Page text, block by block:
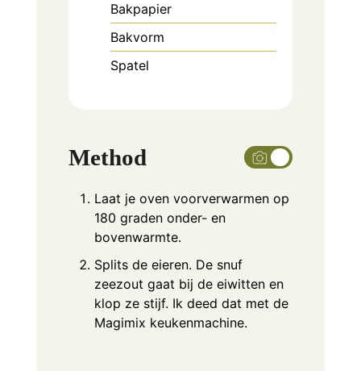
Bakpapier
Bakvorm
Spatel
Method
Laat je oven voorverwarmen op
180 graden onder- en
bovenwarmte.
Splits de eieren. De snuf
zeezout gaat bij de eiwitten en
klop ze stijf. Ik deed dat met de
Magimix keukenmachine.